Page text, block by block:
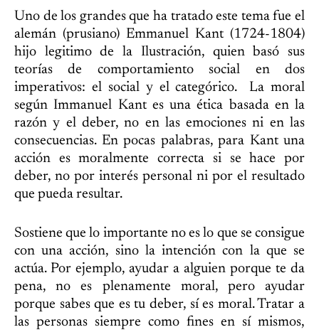
Uno de los grandes que ha tratado este tema fue el
alemán (prusiano) Emmanuel Kant (1724-1804)
hijo legitimo de la Ilustración, quien basó sus
teorías de comportamiento social en dos
imperativos: el social y el categórico. La moral
según Immanuel Kant es una ética basada en la
razón y el deber, no en las emociones ni en las
consecuencias. En pocas palabras, para Kant una
acción es moralmente correcta si se hace por
deber, no por interés personal ni por el resultado
que pueda resultar.
Sostiene que lo importante no es lo que se consigue
con una acción, sino la intención con la que se
actúa. Por ejemplo, ayudar a alguien porque te da
pena, no es plenamente moral, pero ayudar
porque sabes que es tu deber, sí es moral. Tratar a
las personas siempre como fines en sí mismos,